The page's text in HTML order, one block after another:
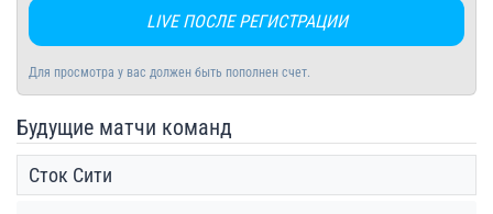
LIVE ПОСЛЕ РЕГИСТРАЦИИ
Для просмотра у вас должен быть пополнен счет.
Будущие матчи команд
Сток Сити